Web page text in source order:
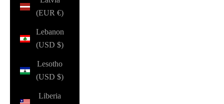
(EUR €)
Lebanon
(USD $)
Lesotho
(USD $)
Liberia